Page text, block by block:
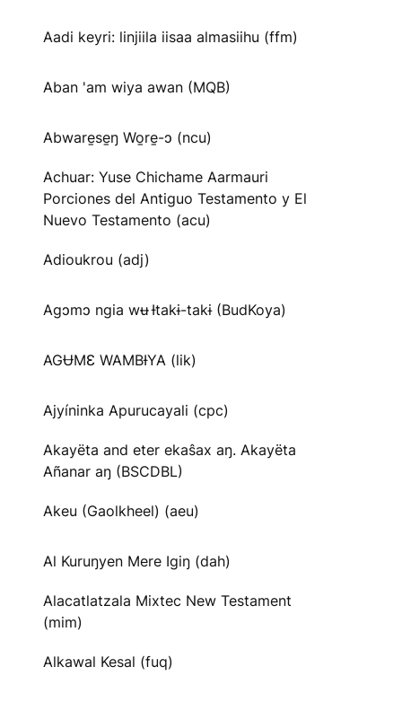
Aadi keyri: linjiila iisaa almasiihu (ffm)
Aban 'am wiya awan (MQB)
Abware̱se̱ŋ Wo̱re̱-ɔ (ncu)
Achuar: Yuse Chichame Aarmauri
Porciones del Antiguo Testamento y El
Nuevo Testamento (acu)
Adioukrou (adj)
Agɔmɔ ngia wʉ Ɨtakɨ-takɨ (BudKoya)
AGɄMƐ WAMBƗYA (lik)
Ajyíninka Apurucayali (cpc)
Akayëta and eter ekaŝax aŋ. Akayëta
Añanar aŋ (BSCDBL)
Akeu (Gaolkheel) (aeu)
Al Kuruŋyen Mere Igiŋ (dah)
Alacatlatzala Mixtec New Testament
(mim)
Alkawal Kesal (fuq)